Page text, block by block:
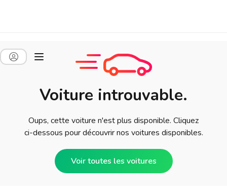
Voiture introuvable.
Oups, cette voiture n'est plus disponible. Cliquez
ci-dessous pour découvrir nos voitures disponibles.
Voir toutes les voitures